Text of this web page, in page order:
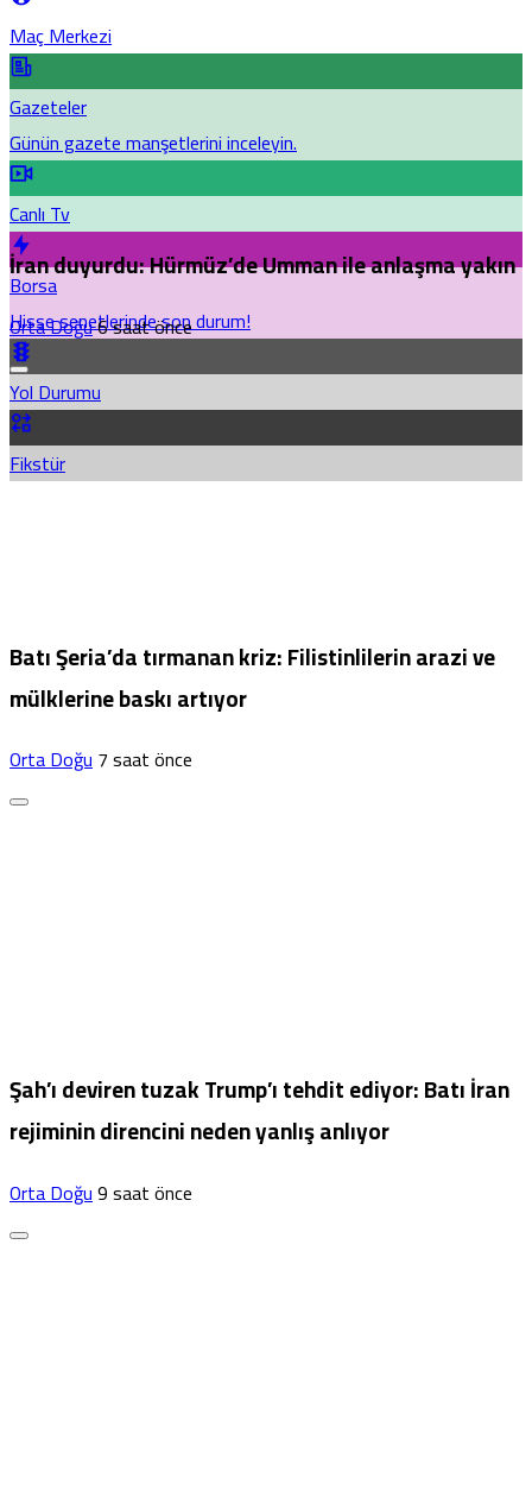
Maç Merkezi
Gazeteler
Günün gazete manşetlerini inceleyin.
Canlı Tv
Borsa
Hisse senetlerinde son durum!
Yol Durumu
Fikstür
İran duyurdu: Hürmüz’de Umman ile anlaşma yakın
Orta Doğu6 saat önce
Batı Şeria’da tırmanan kriz: Filistinlilerin arazi ve
mülklerine baskı artıyor
Orta Doğu7 saat önce
Şah’ı deviren tuzak Trump’ı tehdit ediyor: Batı İran
rejiminin direncini neden yanlış anlıyor
Orta Doğu9 saat önce